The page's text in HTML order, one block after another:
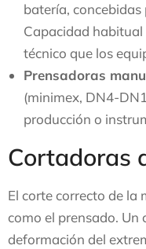
batería,
Capacidad
técnico que los
Prensadoras
(minimex, DN4-
producción o
Cortadoras
El corte correcto de
como el prensado. Un
deformación del